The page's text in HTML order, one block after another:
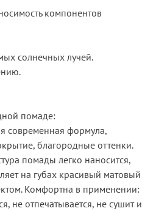
компонентов
солнечных лучей.
помаде:
современная формула,
благородные оттенки.
помады легко наносится,
на губах красивый матовый
Комфортна в применении:
не отпечатывается, не сушит и